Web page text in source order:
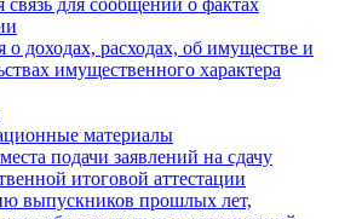
связь для сообщений о фактах
о доходах, расходах, об имуществе и
имущественного характера
материалы
подачи заявлений на сдачу
итоговой аттестации
выпускников прошлых лет,